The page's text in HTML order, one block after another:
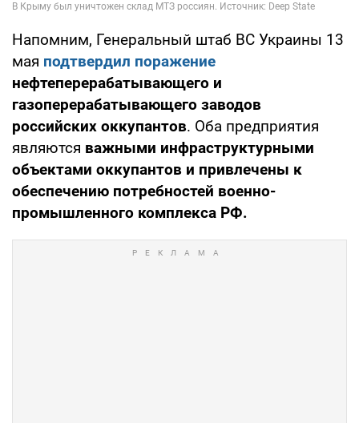
Напомним, Генеральный штаб ВС Украины 13
мая подтвердил поражение
нефтеперерабатывающего и
газоперерабатывающего заводов
российских оккупантов. Оба предприятия
являются важными инфраструктурными
объектами оккупантов и привлечены к
обеспечению потребностей военно-
промышленного комплекса РФ.